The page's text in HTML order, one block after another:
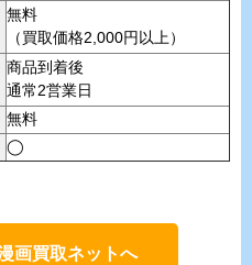
無料
（買取価格2,000円以上）
商品到着後
通常2営業日
無料
◯
画買取ネットへ